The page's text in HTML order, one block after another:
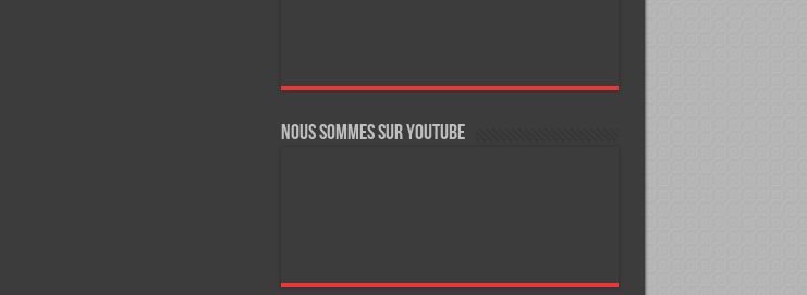
Nous sommes sur YouTube